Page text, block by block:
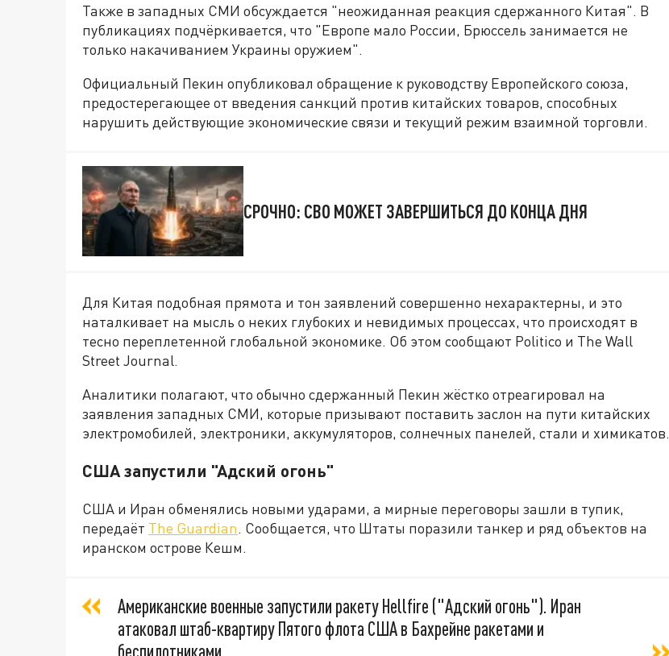
Также в западных СМИ обсуждается "неожиданная реакция сдержанного Китая". В
публикациях подчёркивается, что "Европе мало России, Брюссель занимается не
только накачиванием Украины оружием".
Официальный Пекин опубликовал обращение к руководству Европейского союза,
предостерегающее от введения санкций против китайских товаров, способных
нарушить действующие экономические связи и текущий режим взаимной торговли.
СРОЧНО: СВО МОЖЕТ ЗАВЕРШИТЬСЯ ДО КОНЦА ДНЯ
Для Китая подобная прямота и тон заявлений совершенно нехарактерны, и это
наталкивает на мысль о неких глубоких и невидимых процессах, что происходят в
тесно переплетенной глобальной экономике. Об этом сообщают Politico и The Wall
Street Journal.
Аналитики полагают, что обычно сдержанный Пекин жёстко отреагировал на
заявления западных СМИ, которые призывают поставить заслон на пути китайских
электромобилей, электроники, аккумуляторов, солнечных панелей, стали и химикатов.
США запустили "Адский огонь"
США и Иран обменялись новыми ударами, а мирные переговоры зашли в тупик,
передаёт The Guardian. Сообщается, что Штаты поразили танкер и ряд объектов на
иранском острове Кешм.
Американские военные запустили ракету Hellfire ("Адский огонь"). Иран
атаковал штаб-квартиру Пятого флота США в Бахрейне ракетами и
беспилотниками,